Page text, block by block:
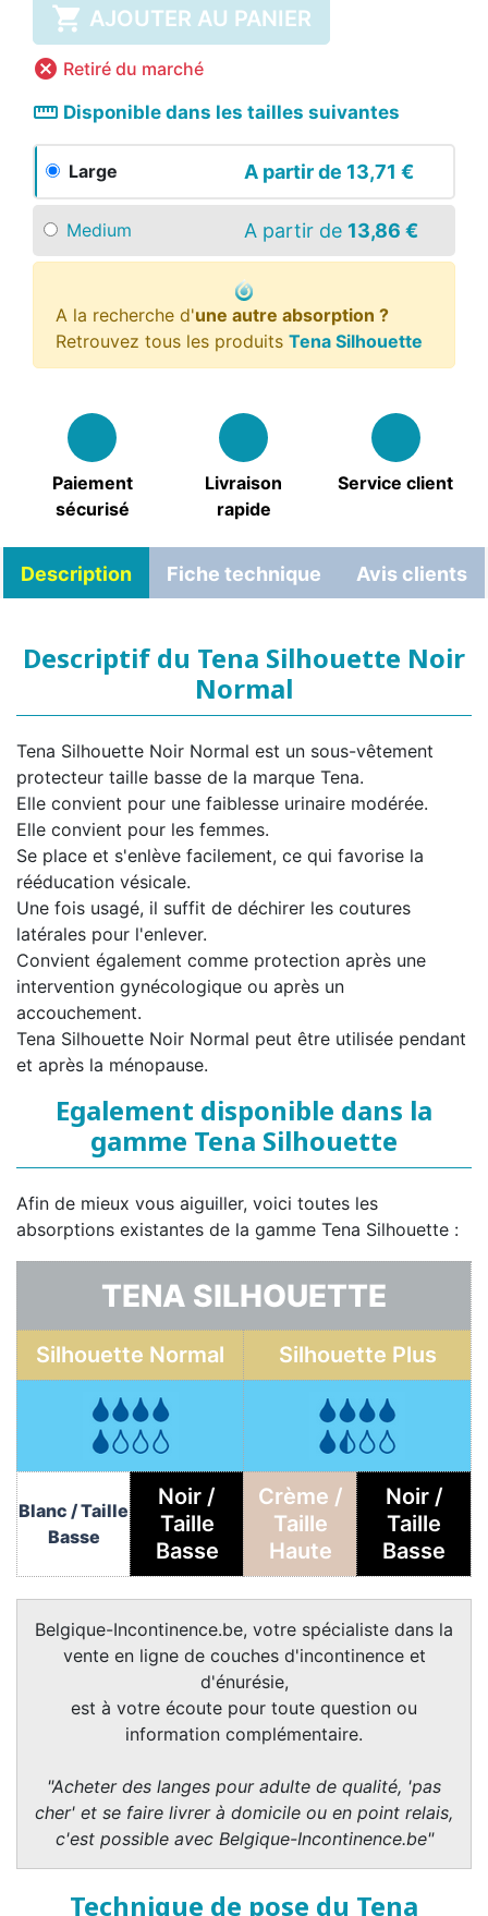
 AJOUTER AU PANIER
 Retiré du marché
straighten Disponible dans les tailles suivantes
Large A partir de 13,71 €
Medium A partir de 13,86 €
A la recherche d'une autre absorption ?
Retrouvez tous les produits Tena Silhouette
Paiement
sécurisé
Livraison
rapide
Service client
Description Fiche technique Avis clients
Descriptif du Tena Silhouette Noir
Normal
Tena Silhouette Noir Normal est un sous-vêtement
protecteur taille basse de la marque Tena.
Elle convient pour une faiblesse urinaire modérée.
Elle convient pour les femmes.
Se place et s'enlève facilement, ce qui favorise la
rééducation vésicale.
Une fois usagé, il suffit de déchirer les coutures
latérales pour l'enlever.
Convient également comme protection après une
intervention gynécologique ou après un
accouchement.
Tena Silhouette Noir Normal peut être utilisée pendant
et après la ménopause.
Egalement disponible dans la
gamme Tena Silhouette
Afin de mieux vous aiguiller, voici toutes les
absorptions existantes de la gamme Tena Silhouette :
TENA SILHOUETTE
Silhouette Normal Silhouette Plus
Blanc / Taille
Basse
Noir /
Taille
Basse
Crème /
Taille
Haute
Noir /
Taille
Basse
Belgique-Incontinence.be, votre spécialiste dans la
vente en ligne de couches d'incontinence et
d'énurésie,
est à votre écoute pour toute question ou
information complémentaire.
"Acheter des langes pour adulte de qualité, 'pas
cher' et se faire livrer à domicile ou en point relais,
c'est possible avec Belgique-Incontinence.be"
Technique de pose du Tena